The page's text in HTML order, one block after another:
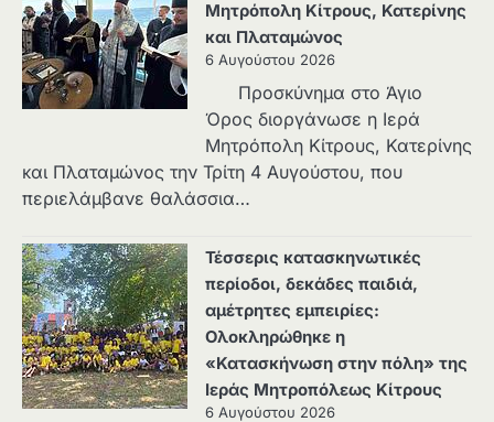
Μητρόπολη Κίτρους, Κατερίνης
και Πλαταμώνος
6 Αυγούστου 2026
Προσκύνημα στο Άγιο
Όρος διοργάνωσε η Ιερά
Μητρόπολη Κίτρους, Κατερίνης
και Πλαταμώνος την Τρίτη 4 Αυγούστου, που
περιελάμβανε θαλάσσια…
Τέσσερις κατασκηνωτικές
περίοδοι, δεκάδες παιδιά,
αμέτρητες εμπειρίες:
Ολοκληρώθηκε η
«Κατασκήνωση στην πόλη» της
Ιεράς Μητροπόλεως Κίτρους
6 Αυγούστου 2026